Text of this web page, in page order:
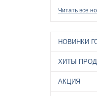
Читать все
НОВИНКИ
ХИТЫ
АКЦИЯ